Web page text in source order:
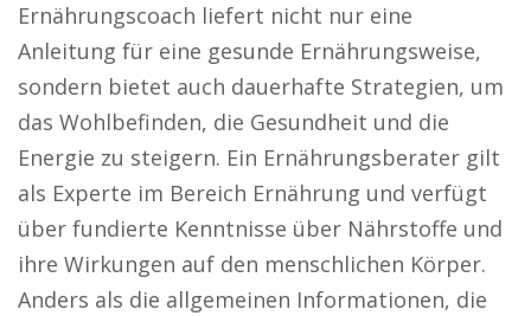
Ernährungscoach liefert nicht nur eine
Anleitung für eine gesunde Ernährungsweise,
sondern bietet auch dauerhafte Strategien, um
das Wohlbefinden, die Gesundheit und die
Energie zu steigern. Ein Ernährungsberater gilt
als Experte im Bereich Ernährung und verfügt
über fundierte Kenntnisse über Nährstoffe und
ihre Wirkungen auf den menschlichen Körper.
Anders als die allgemeinen Informationen, die